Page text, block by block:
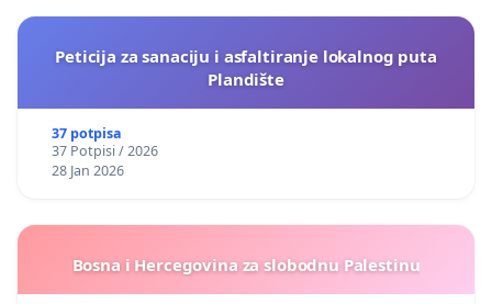
Peticija za sanaciju i asfaltiranje lokalnog puta
Plandište
37 potpisa
37 Potpisi / 2026
28 Jan 2026
Bosna i Hercegovina za slobodnu Palestinu